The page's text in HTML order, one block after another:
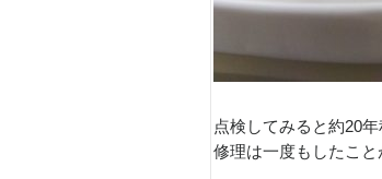
点検してみると約20
修理は一度もしたこと